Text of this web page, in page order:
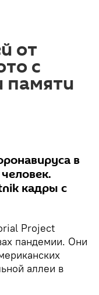
от
с
памяти
в
кадры с
Project
пандемии. Они
аллеи в